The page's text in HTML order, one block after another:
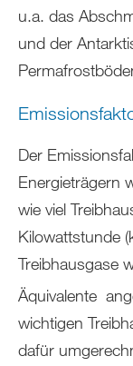
u.a. das
und der
Der
Energieträgern
wie viel
Kilowattstunde
Treibhausgase
Äquivalente
wichtigen
dafür